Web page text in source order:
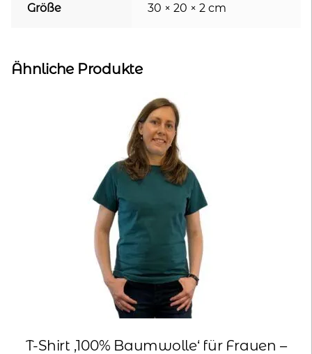
Größe 30 × 20 × 2 cm
Ähnliche Produkte
T-Shirt ‚100% Baumwolle‘ für Frauen –